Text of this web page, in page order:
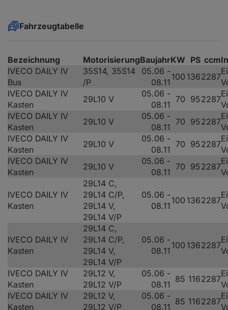
Fahrzeugtabelle
Bezeichnung MotorisierungBaujahrKW PS ccm
IVECO DAILY IV
Bus
35S14, 35S14
/P
05.06 -
08.11
100 1362287
IVECO DAILY IV
Kasten
29L10 V
05.06 -
08.11
70 952287
IVECO DAILY IV
Kasten
29L10 V
05.06 -
08.11
70 952287
IVECO DAILY IV
Kasten
29L10 V
05.06 -
08.11
70 952287
IVECO DAILY IV
Kasten
29L10 V
05.06 -
08.11
70 952287
IVECO DAILY IV
Kasten
29L14 C,
29L14 C/P,
29L14 V,
29L14 V/P
05.06 -
08.11
100 1362287
IVECO DAILY IV
Kasten
29L14 C,
29L14 C/P,
29L14 V,
29L14 V/P
05.06 -
08.11
100 1362287
IVECO DAILY IV
Kasten
29L12 V,
29L12 V/P
05.06 -
08.11
85 1162287
IVECO DAILY IV
Kasten
29L12 V,
29L12 V/P
05.06 -
08.11
85 1162287